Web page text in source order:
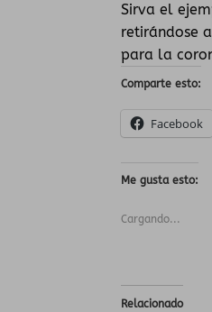
Sirva el
retirándose
para la
Comparte esto:
Facebook
Me gusta esto:
Cargando...
Relacionado